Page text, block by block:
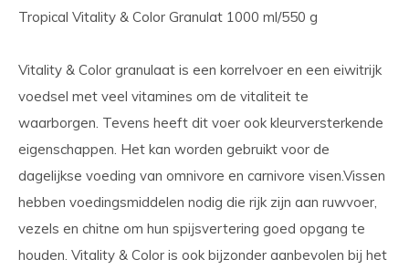
Tropical Vitality & Color Granulat 1000 ml/550 g
Vitality & Color granulaat is een korrelvoer en een eiwitrijk
voedsel met veel vitamines om de vitaliteit te
waarborgen. Tevens heeft dit voer ook kleurversterkende
eigenschappen. Het kan worden gebruikt voor de
dagelijkse voeding van omnivore en carnivore visen.Vissen
hebben voedingsmiddelen nodig die rijk zijn aan ruwvoer,
vezels en chitne om hun spijsvertering goed opgang te
houden. Vitality & Color is ook bijzonder aanbevolen bij het